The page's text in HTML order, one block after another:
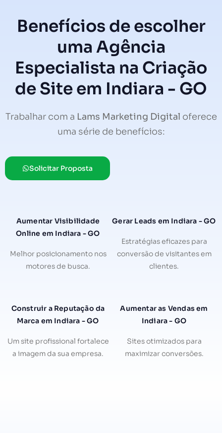
Benefícios de escolher
uma Agência
Especialista na Criação
de Site em Indiara - GO
Trabalhar com a Lams Marketing Digital oferece
uma série de benefícios:
Solicitar Proposta
Aumentar Visibilidade
Online em Indiara - GO
Melhor posicionamento nos
motores de busca.
Gerar Leads em Indiara - GO
Estratégias eficazes para
conversão de visitantes em
clientes.
Construir a Reputação da
Marca em Indiara - GO
Um site profissional fortalece
a imagem da sua empresa.
Aumentar as Vendas em
Indiara - GO
Sites otimizados para
maximizar conversões.